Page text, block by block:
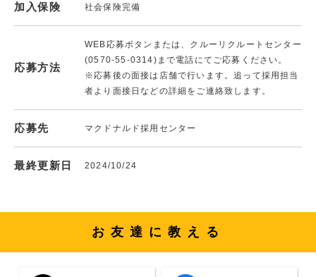
加入保険 社会保険完備
応募方法
WEB応募ボタンまたは、クルーリクルートセンター
(0570-55-0314)まで電話にてご応募ください。
※応募後の面接は店舗で行います。追って採用担当
者より面接日などの詳細をご連絡致します。
応募先 マクドナルド採用センター
最終更新日 2024/10/24
お友達に教える